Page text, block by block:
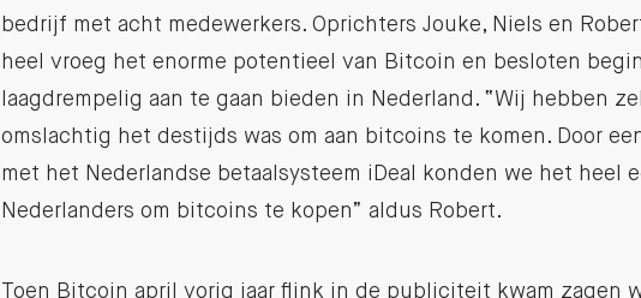
bedrijf met acht medewerkers. Oprichters Jouke, Niels en
heel vroeg het enorme potentieel van Bitcoin en besloten
laagdrempelig aan te gaan bieden in Nederland. “Wij hebben
omslachtig het destijds was om aan bitcoins te komen. Door
met het Nederlandse betaalsysteem iDeal konden we het heel
Nederlanders om bitcoins te kopen” aldus Robert.
Toen Bitcoin april vorig jaar flink in de publiciteit kwam zagen